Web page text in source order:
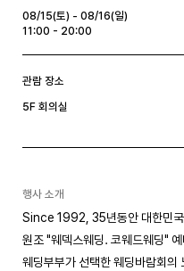
08/15(토) - 08/16(일)
11:00 - 20:00
관람 장소
5F 회의실
행사 소개
Since 1992, 35년동안 대한민국
원조 "웨덱스웨딩. 코웨드웨딩"
웨딩부부가 선택한 웨딩바람회의